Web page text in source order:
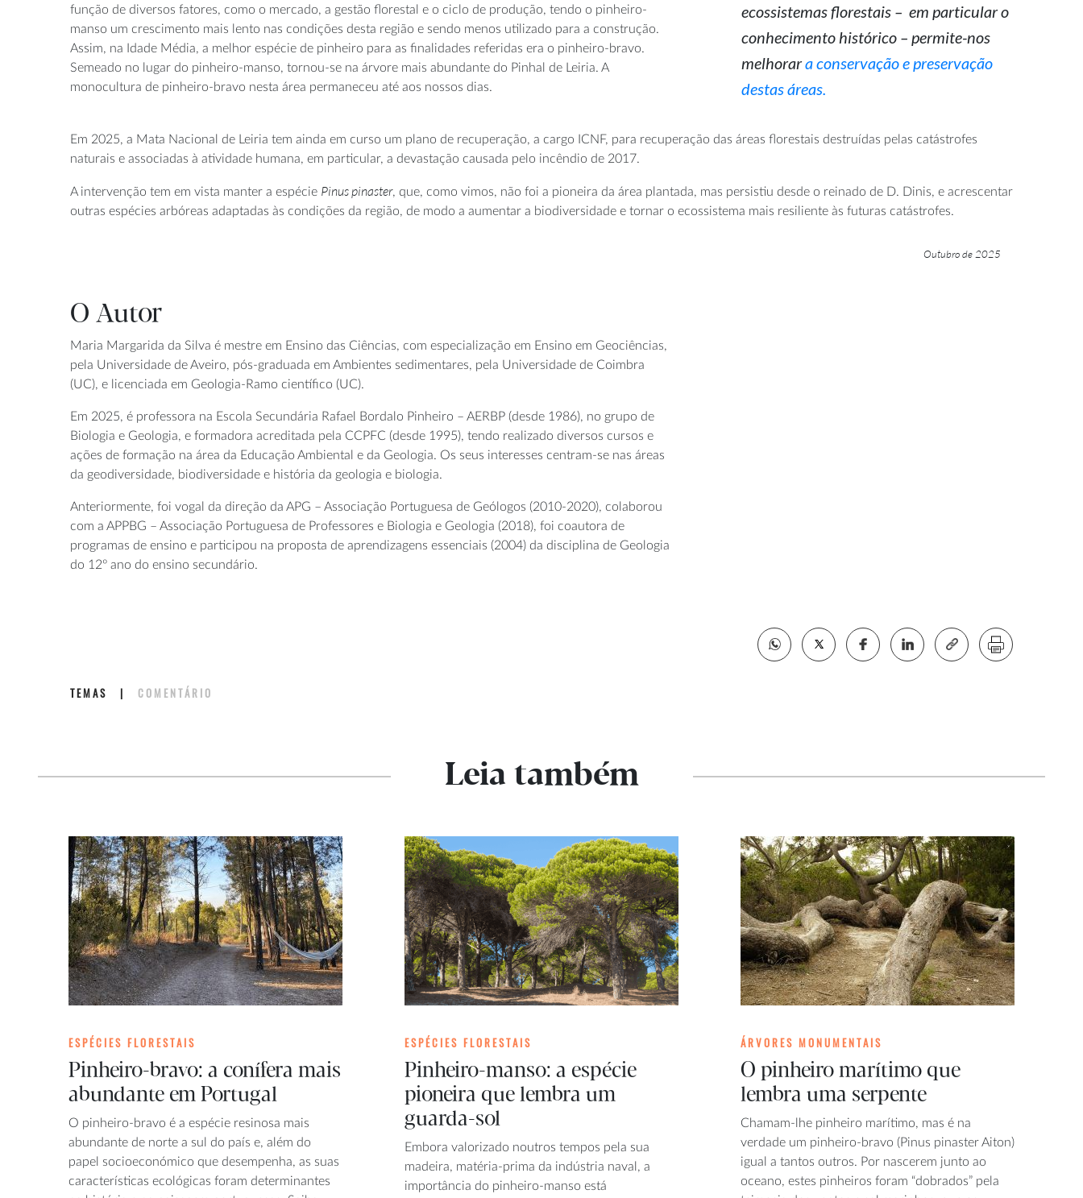
função de diversos fatores, como o mercado, a gestão florestal e o ciclo de produção, tendo o pinheiro-
manso um crescimento mais lento nas condições desta região e sendo menos utilizado para a construção.
Assim, na Idade Média, a melhor espécie de pinheiro para as finalidades referidas era o pinheiro-bravo.
Semeado no lugar do pinheiro-manso, tornou-se na árvore mais abundante do Pinhal de Leiria. A
monocultura de pinheiro-bravo nesta área permaneceu até aos nossos dias.
ecossistemas florestais – em particular o
conhecimento histórico – permite-nos
melhorara conservação e preservação
destas áreas.
Em 2025, a Mata Nacional de Leiria tem ainda em curso um plano de recuperação, a cargo ICNF, para recuperação das áreas florestais destruídas pelas catástrofes
naturais e associadas à atividade humana, em particular, a devastação causada pelo incêndio de 2017.
A intervenção tem em vista manter a espécie Pinus pinaster, que, como vimos, não foi a pioneira da área plantada, mas persistiu desde o reinado de D. Dinis, e acrescentar
outras espécies arbóreas adaptadas às condições da região, de modo a aumentar a biodiversidade e tornar o ecossistema mais resiliente às futuras catástrofes.
Outubro de 2025
O Autor
Maria Margarida da Silva é mestre em Ensino das Ciências, com especialização em Ensino em Geociências,
pela Universidade de Aveiro, pós-graduada em Ambientes sedimentares, pela Universidade de Coimbra
(UC), e licenciada em Geologia-Ramo científico (UC).
Em 2025, é professora na Escola Secundária Rafael Bordalo Pinheiro – AERBP (desde 1986), no grupo de
Biologia e Geologia, e formadora acreditada pela CCPFC (desde 1995), tendo realizado diversos cursos e
ações de formação na área da Educação Ambiental e da Geologia. Os seus interesses centram-se nas áreas
da geodiversidade, biodiversidade e história da geologia e biologia.
Anteriormente, foi vogal da direção da APG – Associação Portuguesa de Geólogos (2010-2020), colaborou
com a APPBG – Associação Portuguesa de Professores e Biologia e Geologia (2018), foi coautora de
programas de ensino e participou na proposta de aprendizagens essenciais (2004) da disciplina de Geologia
do 12º ano do ensino secundário.
TEMAS | COMENTÁRIO
Leia também
ESPÉCIES FLORESTAIS
Pinheiro-bravo: a conífera mais
abundante em Portugal
O pinheiro-bravo é a espécie resinosa mais
abundante de norte a sul do país e, além do
papel socioeconómico que desempenha, as suas
características ecológicas foram determinantes
ESPÉCIES FLORESTAIS
Pinheiro-manso: a espécie
pioneira que lembra um
guarda-sol
Embora valorizado noutros tempos pela sua
madeira, matéria-prima da indústria naval, a
importância do pinheiro-manso está
ÁRVORES MONUMENTAIS
O pinheiro marítimo que
lembra uma serpente
Chamam-lhe pinheiro marítimo, mas é na
verdade um pinheiro-bravo (Pinus pinaster Aiton)
igual a tantos outros. Por nascerem junto ao
oceano, estes pinheiros foram “dobrados” pela